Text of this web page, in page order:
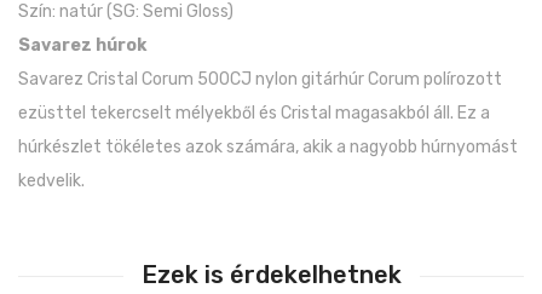
Szín: natúr (SG: Semi Gloss)
Savarez húrok
Savarez Cristal Corum 500CJ nylon gitárhúr Corum polírozott
ezüsttel tekercselt mélyekből és Cristal magasakból áll. Ez a
húrkészlet tökéletes azok számára, akik a nagyobb húrnyomást
kedvelik.
Ezek is érdekelhetnek